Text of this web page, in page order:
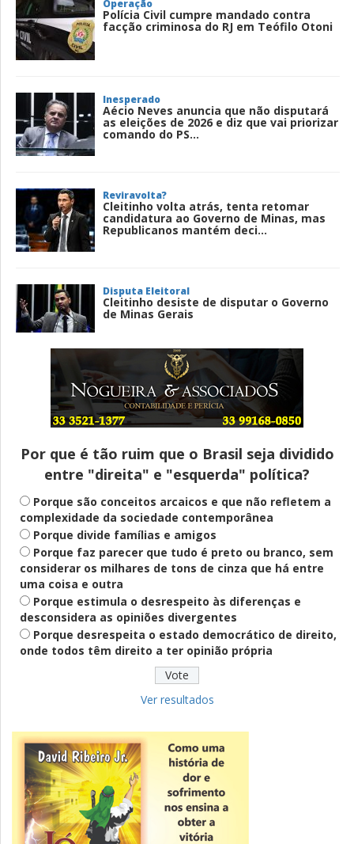
Operação
Polícia Civil cumpre mandado contra
facção criminosa do RJ em Teófilo Otoni
Inesperado
Aécio Neves anuncia que não disputará
as eleições de 2026 e diz que vai priorizar
comando do PS...
Reviravolta?
Cleitinho volta atrás, tenta retomar
candidatura ao Governo de Minas, mas
Republicanos mantém deci...
Disputa Eleitoral
Cleitinho desiste de disputar o Governo
de Minas Gerais
Entenda
Pix Pensão Alimentícia: entenda o que é
e como solicitar
Saúde Mental
Plataforma oferece escuta em saúde
mental para jovens no SUS Digital
Definido
PT lança Patrus Ananias como candidato
ao governo de Minas Gerais
Fies: pré-selecionados têm até terça
para complementar informações
Novidade
CNPJ alfanumérico começa a ser emitido
nesta sexta
Por que é tão ruim que o Brasil seja dividido
entre "direita" e "esquerda" política?
Porque são conceitos arcaicos e que não refletem a
complexidade da sociedade contemporânea
Porque divide famílias e amigos
Porque faz parecer que tudo é preto ou branco, sem
considerar os milhares de tons de cinza que há entre
uma coisa e outra
Porque estimula o desrespeito às diferenças e
desconsidera as opiniões divergentes
Porque desrespeita o estado democrático de direito,
onde todos têm direito a ter opinião própria
Ver resultados